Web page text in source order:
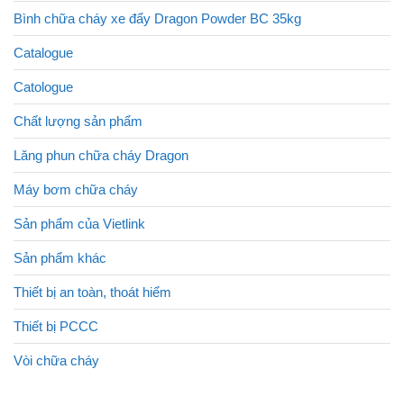
Bình chữa cháy xe đẩy Dragon Powder BC 35kg
Catalogue
Catologue
Chất lượng sản phẩm
Lăng phun chữa cháy Dragon
Máy bơm chữa cháy
Sản phẩm của Vietlink
Sản phẩm khác
Thiết bị an toàn, thoát hiểm
Thiết bị PCCC
Vòi chữa cháy